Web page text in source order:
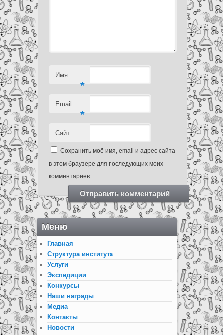
Имя
*
Email
*
Сайт
Сохранить моё имя, email и адрес сайта
в этом браузере для последующих моих
комментариев.
Меню
Главная
Структура института
Услуги
Экспедиции
Конкурсы
Наши награды
Медиа
Контакты
Новости